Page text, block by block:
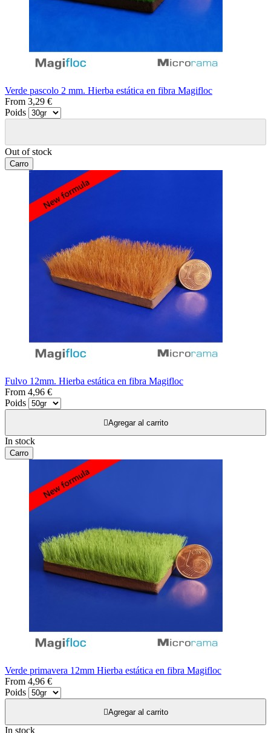
Verde pascolo 2 mm. Hierba estática en fibra Magifloc
From 3,29 €
Poids
Out of stock
Carro
Fulvo 12mm. Hierba estática en fibra Magifloc
From 4,96 €
Poids
Agregar al carrito
In stock
Carro
Verde primavera 12mm Hierba estática en fibra Magifloc
From 4,96 €
Poids
Agregar al carrito
In stock